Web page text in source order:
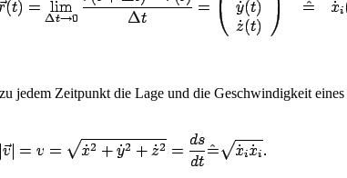
jedem Zeitpunkt die Lage und die Geschwindigkeit